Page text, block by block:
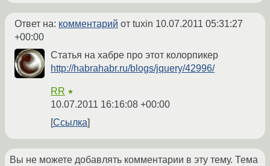
Ответ на: комментарий от tuxin 10.07.2011 05:31:27
+00:00
Статья на хабре про этот колорпикер
http://habrahabr.ru/blogs/jquery/42996/
RR ★
10.07.2011 16:16:08 +00:00
Ссылка
Вы не можете добавлять комментарии в эту тему. Тема